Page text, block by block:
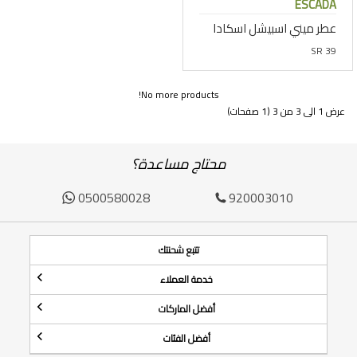
عطر ميني اسبيشل اسكادا
SR 39
No more products!
عرض 1 الى 3 من 3 (1 صفحات)
محتاج مساعدة؟
920003010
0500580028
تتبع شحنتك
خدمة العملاء
أفضل الماركات
أفضل الفئات